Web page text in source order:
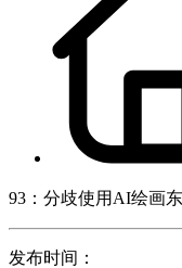
93：分歧使用AI绘画
发布时间：